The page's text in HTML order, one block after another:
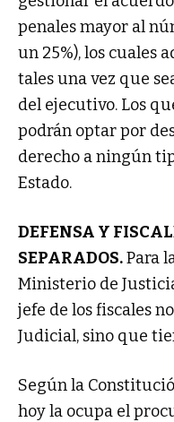
penales mayor al
un 25%), los cuales
tales una vez que
del ejecutivo. Los
podrán optar por
derecho a ningún
Estado.
DEFENSA Y
SEPARADOS.Para
Ministerio de
jefe de los fiscales
Judicial, sino que
Según la
hoy la ocupa el